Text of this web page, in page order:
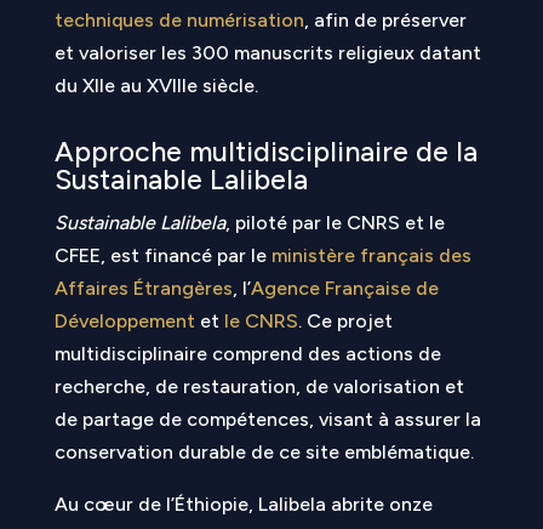
techniques de numérisation, afin de préserver
et valoriser les 300 manuscrits religieux datant
du XIIe au XVIIIe siècle.
Approche multidisciplinaire de la
Sustainable Lalibela
Sustainable Lalibela, piloté par le CNRS et le
CFEE, est financé par le ministère français des
Affaires Étrangères, l’Agence Française de
Développement et le CNRS. Ce projet
multidisciplinaire comprend des actions de
recherche, de restauration, de valorisation et
de partage de compétences, visant à assurer la
conservation durable de ce site emblématique.
Au cœur de l’Éthiopie, Lalibela abrite onze